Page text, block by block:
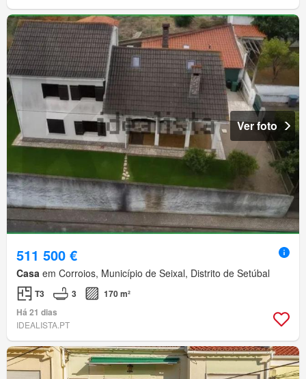
Ver foto
511 500 €
Casa em Corroios, Município de Seixal, Distrito de Setúbal
T3 3
170 m²
Há 21 dias
IDEALISTA.PT